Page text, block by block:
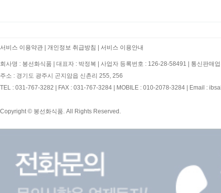
서비스 이용약관 개인정보 취급방침 서비스 이용안내
회사명 : 봉선화식품 대표자 : 박정복 사업자 등록번호 : 126-28-58491
통신판매
주소 : 경기도 광주시 곤지암읍 신촌리 255, 256
TEL : 031-767-3282
FAX : 031-767-3284 MOBILE : 010-2078-3284 Email :
Copyright © 봉선화식품. All Rights Reserved.